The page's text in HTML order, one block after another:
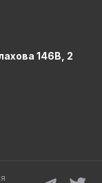
146В, 2